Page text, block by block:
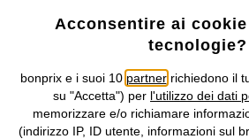
costi di servizio.
Condizioni di vendita
Informativa privacy e cookie
Acconsentire ai
tecnologie?
bonprix e i suoi 10 partnerrichiedono il
su "Accetta") per l'utilizzo dei dati
memorizzare e/o richiamare
(indirizzo IP, ID utente, informazioni sul